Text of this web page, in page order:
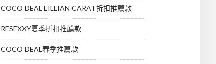
COCO DEAL LILLIAN CARAT折扣推薦款
RESEXXY夏季折扣推薦款
COCO DEAL春季推薦款